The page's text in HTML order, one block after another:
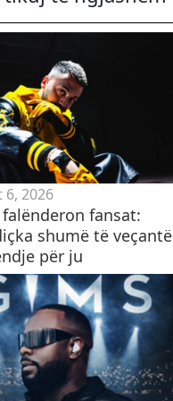
6, 2026
fansat:
shumë të veçantë
për ju